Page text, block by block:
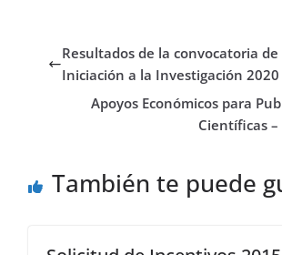
b
o
o
d
o
n
l p
ar
ti
r
Resultados de la convocatoria de
Iniciación a la Investigación 2020
Apoyos Económicos para
Científicas
También te puede